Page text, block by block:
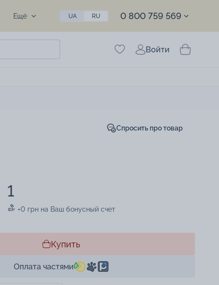
Ещё UA RU 0 800 759 569
Войти
Спросить про товар
1
+0 грн на Ваш бонусный счет
Купить
Оплата частями